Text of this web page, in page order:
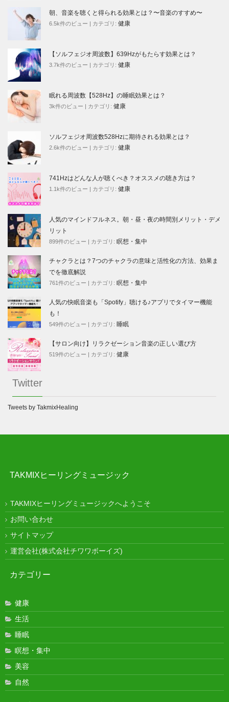
朝、音楽を聴くと得られる効果とは？〜音楽のすすめ〜
6.5k件のビュー | カテゴリ: 健康
【ソルフェジオ周波数】639Hzがもたらす効果とは？
3.7k件のビュー | カテゴリ: 健康
眠れる周波数【528Hz】の睡眠効果とは？
3k件のビュー | カテゴリ: 健康
ソルフェジオ周波数528Hzに期待される効果とは？
2.6k件のビュー | カテゴリ: 健康
741Hzはどんな人が聴くべき？オススメの聴き方は？
1.1k件のビュー | カテゴリ: 健康
人気のマインドフルネス。朝・昼・夜の時間別メリット・デメ
リット
899件のビュー | カテゴリ: 瞑想・集中
チャクラとは？7つのチャクラの意味と活性化の方法、効果ま
でを徹底解説
761件のビュー | カテゴリ: 瞑想・集中
人気の快眠音楽も「Spotify」聴ける♪アプリでタイマー機能
も！
549件のビュー | カテゴリ: 睡眠
【サロン向け】リラクゼーション音楽の正しい選び方
519件のビュー | カテゴリ: 健康
Twitter
Tweets by TakmixHealing
TAKMIXヒーリングミュージック
TAKMIXヒーリングミュージックへようこそ
お問い合わせ
サイトマップ
運営会社(株式会社チワワボーイズ)
カテゴリー
健康
生活
睡眠
瞑想・集中
美容
自然